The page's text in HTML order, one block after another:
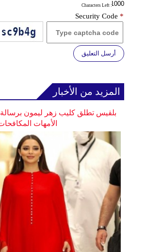
: Characters Left
Security Code *
أرسل التعليق
المزيد من الأخبار
بلقيس تطلق كليب زهر ليمون برسالة
الأمهات